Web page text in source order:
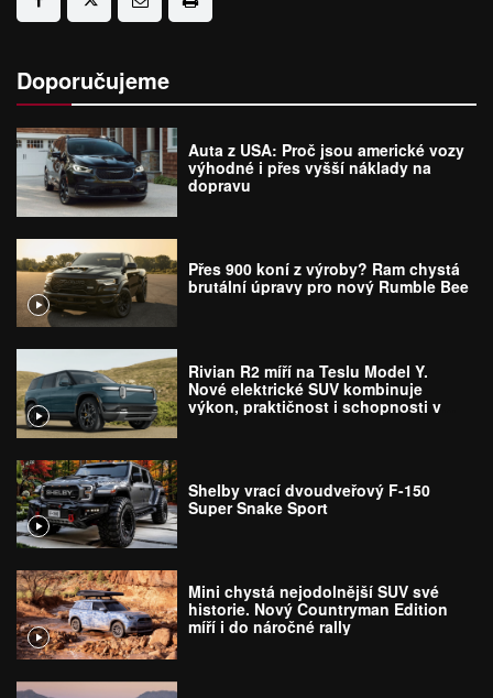
Doporučujeme
Auta z USA: Proč jsou americké vozy
výhodné i přes vyšší náklady na
dopravu
Přes 900 koní z výroby? Ram chystá
brutální úpravy pro nový Rumble Bee
Rivian R2 míří na Teslu Model Y.
Nové elektrické SUV kombinuje
výkon, praktičnost i schopnosti v
Shelby vrací dvoudveřový F-150
Super Snake Sport
Mini chystá nejodolnější SUV své
historie. Nový Countryman Edition
míří i do náročné rally